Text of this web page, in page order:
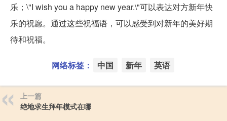
乐；\"I wish you a happy new year.\"可以表达对方新年快
乐的祝愿。通过这些祝福语，可以感受到对新年的美好期
待和祝福。
网络标签： 中国 新年 英语
上一篇
绝地求生拜年模式在哪